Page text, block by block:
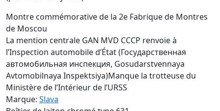
Montre commémorative de la 2e Fabrique de Montres
de Moscou
La mention centrale GAN MVD CCCP renvoie à
l’Inspection automobile d’État (Государственная
автомобильная инспекция, Gosudarstvennaya
Avtomobilnaya Inspektsiya)Manque la trotteuse du
Ministère de l’Intérieur de l’URSS
Marque: Slava